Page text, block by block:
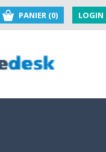
PANIER (0) LOGIN